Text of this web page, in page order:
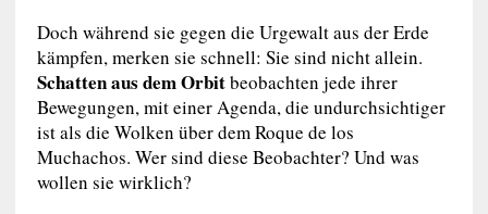
Doch während sie gegen die Urgewalt aus der Erde
kämpfen, merken sie schnell: Sie sind nicht allein.
Schatten aus dem Orbitbeobachten jede ihrer
Bewegungen, mit einer Agenda, die undurchsichtiger
ist als die Wolken über dem Roque de los
Muchachos. Wer sind diese Beobachter? Und was
wollen sie wirklich?